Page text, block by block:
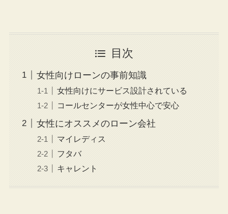
目次
女性向けローンの事前知識
女性向けにサービス設計されている
コールセンターが女性中心で安心
女性にオススメのローン会社
マイレディス
フタバ
キャレント